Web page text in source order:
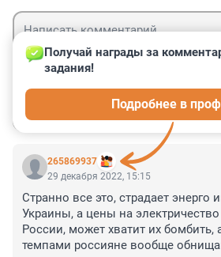
265869937
Получай награды за
задания!
Подробнее в
29 декабря 2022, 15:15
Странно все это, страдает энерго
Украины, а цены на
России, может хватит их бомбить,
темпами россияне вообще